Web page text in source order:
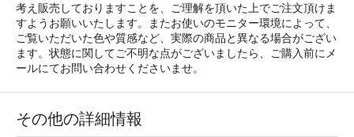
考え販売しておりますことを、ご理解を頂いた上でご注文頂けま
すようお願いいたします。またお使いのモニター環境によって、
ご覧いただいた色や質感など、実際の商品と異なる場合がござい
ます。状態に関してご不明な点がございましたら、ご購入前にメ
ールにてお問い合わせくださいませ。
その他の詳細情報